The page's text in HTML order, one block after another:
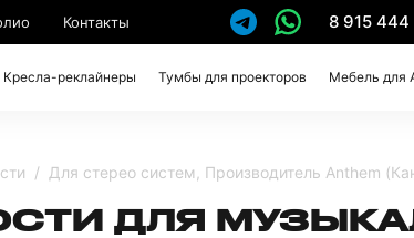
Контакты 8 915 444
Кресла-реклайнеры Тумбы для проекторов Мебель для
Для стерео систем, Производитель Anthem
ДЛЯ